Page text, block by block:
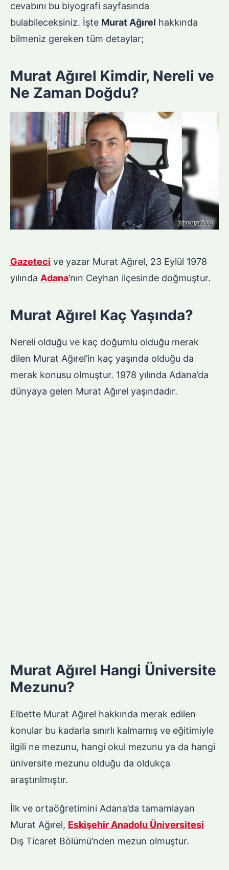
cevabını bu biyografi sayfasında
bulabileceksiniz. İşte Murat Ağırel hakkında
bilmeniz gereken tüm detaylar;
Murat Ağırel Kimdir, Nereli ve
Ne Zaman Doğdu?
Gazeteci ve yazar Murat Ağırel, 23 Eylül 1978
yılında Adana’nın Ceyhan ilçesinde doğmuştur.
Murat Ağırel Kaç Yaşında?
Nereli olduğu ve kaç doğumlu olduğu merak
dilen Murat Ağırel’in kaç yaşında olduğu da
merak konusu olmuştur. 1978 yılında Adana’da
dünyaya gelen Murat Ağırel yaşındadır.
Murat Ağırel Hangi Üniversite
Mezunu?
Elbette Murat Ağırel hakkında merak edilen
konular bu kadarla sınırlı kalmamış ve eğitimiyle
ilgili ne mezunu, hangi okul mezunu ya da hangi
üniversite mezunu olduğu da oldukça
araştırılmıştır.
İlk ve ortaöğretimini Adana’da tamamlayan
Murat Ağırel, Eskişehir Anadolu Üniversitesi
Dış Ticaret Bölümü’nden mezun olmuştur.